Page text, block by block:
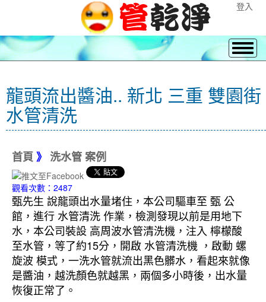
登入
龍頭流出醬油.. 新北 三重 雙園街
水管清洗
首頁 》 洗水管 案例
觀看次數：2487
甄先生 說龍頭出水量堵住，本公司驅車至 甄 公
館，進行 水管清洗 作業，檢測發現以前是用地下
水，本公司裝設 高周波水管清洗機，注入 檸檬酸
至水管，等了約15分，開啟 水管清洗機 ，啟動 螺
旋波 模式，一洗水管就流出黑色髒水，看起來就像
是醬油，越洗顏色就越黑，兩個多小時後，出水量
恢復正常了。